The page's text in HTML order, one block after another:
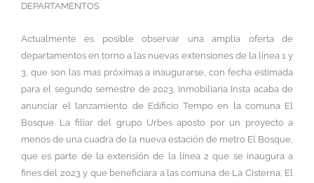
DEPARTAMENTOS
Actualmente es posible observar una amplia oferta de
departamentos en torno a las nuevas extensiones de la línea 1 y
3, que son las mas próximas a inaugurarse, con fecha estimada
para el segundo semestre de 2023. Inmobiliaria Insta acaba de
anunciar el lanzamiento de Edificio Tempo en la comuna El
Bosque. La filiar del grupo Urbes aposto por un proyecto a
menos de una cuadra de la nueva estación de metro El Bosque,
que es parte de la extensión de la línea 2 que se inaugura a
fines del 2023 y que beneficiara a las comuna de La Cisterna, El